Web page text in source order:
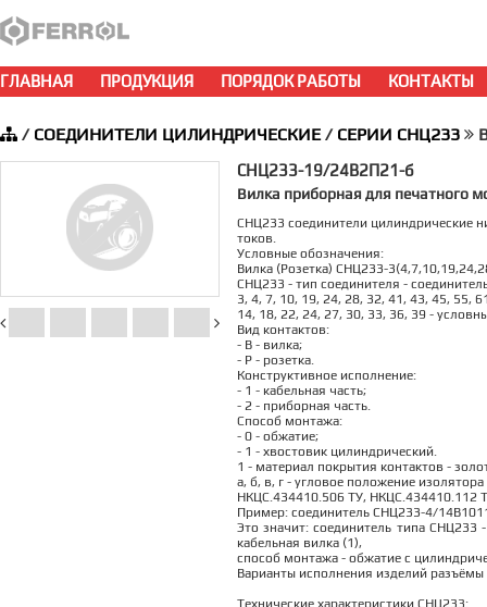
ГЛАВНАЯ ПРОДУКЦИЯ ПОРЯДОК РАБОТЫ КОНТАКТЫ
/ СОЕДИНИТЕЛИ ЦИЛИНДРИЧЕСКИЕ/ СЕРИИ СНЦ233
СНЦ233-19/24В2П21-б
Вилка приборная для печатного
СНЦ233 соединители цилиндрические
токов.
Условные обозначения:
Вилка (Розетка) СНЦ233-
СНЦ233 - тип соединителя -
3, 4, 7, 10, 19, 24, 28, 32, 41, 43, 45, 55,
14, 18, 22, 24, 27, 30, 33, 36, 39 -
Вид контактов:
- В - вилка;
- Р - розетка.
Конструктивное исполнение:
- 1 - кабельная часть;
- 2 - приборная часть.
Способ монтажа:
- 0 - обжатие;
- 1 - хвостовик цилиндрический.
1 - материал покрытия контактов -
а, б, в, г - угловое положение
НКЦС.434410.506 ТУ, НКЦС.434410.112
Пример: соединитель СНЦ233-4/
Это значит: соединитель типа СНЦ233
кабельная вилка (1),
способ монтажа - обжатие с
Варианты исполнения изделий
Технические характеристики СНЦ233: